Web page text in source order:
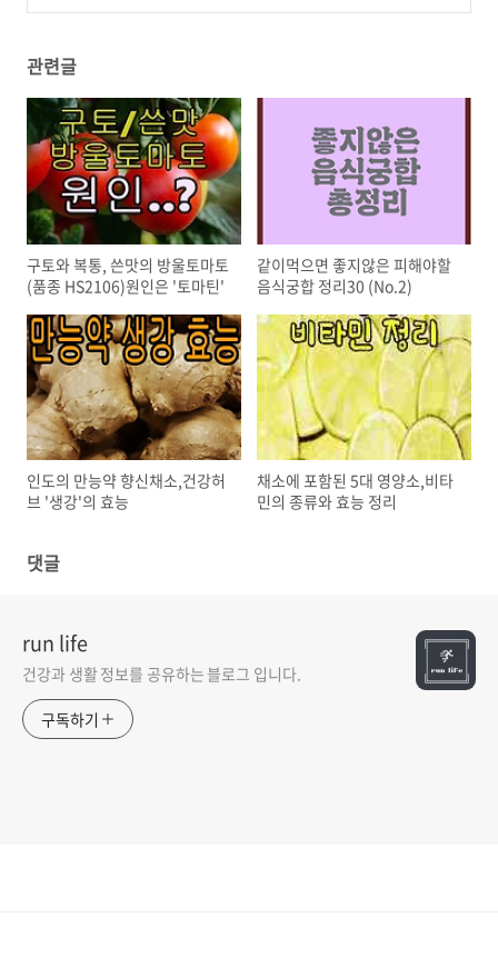
관련글
구토와 복통, 쓴맛의 방울토마토
(품종 HS2106)원인은 '토마틴'
같이먹으면 좋지않은 피해야할
음식궁합 정리30 (No.2)
인도의 만능약 향신채소,건강허
브 '생강'의 효능
채소에 포함된 5대 영양소,비타
민의 종류와 효능 정리
댓글
run life
건강과 생활 정보를 공유하는 블로그 입니다.
구독하기